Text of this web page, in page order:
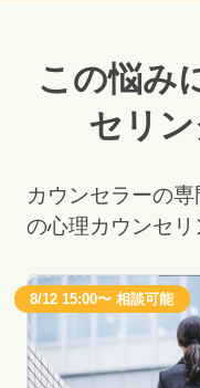
この悩み
セリ
カウンセラーの
の心理カウンセリ
8/12 15:00〜 相談可能